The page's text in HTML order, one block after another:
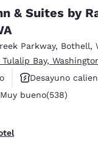
Español
Germany
France
& Suites by
Parkway, Bothell,
Bay,
Desayuno
mascotas
estrellas. Muy
Muy bueno(538)